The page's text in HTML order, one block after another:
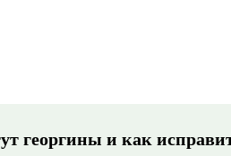
георгины и как